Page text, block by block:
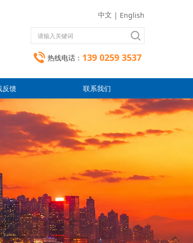
中文 | English
热线电话： 139 0259 3537
反馈 联系我们